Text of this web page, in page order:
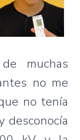
de muchas
no me
no tenía
desconocía